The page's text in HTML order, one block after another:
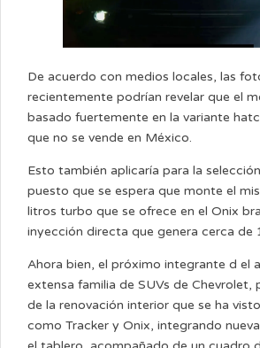
De acuerdo con medios locales, las
recientemente podrían revelar que el
basado fuertemente en la variante
que no se vende en México.
Esto también aplicaría para la
puesto que se espera que monte el
litros turbo que se ofrece en el Onix
inyección directa que genera cerca de
Ahora bien, el próximo integrante d el
extensa familia de SUVs de Chevrolet,
de la renovación interior que se ha
como Tracker y Onix, integrando